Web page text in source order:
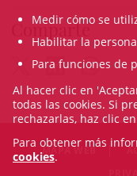
Comparte
MAPA WEB
Medir cómo se
Habilitar la
Para funciones de
Al hacer clic en
todas las cookies. Si
rechazarlas, haz clic
Para obtener más
cookies.